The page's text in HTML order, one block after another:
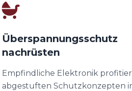
Überspannungsschutz
nachrüsten
Empfindliche Elektronik
abgestuften Schutzkonzepten